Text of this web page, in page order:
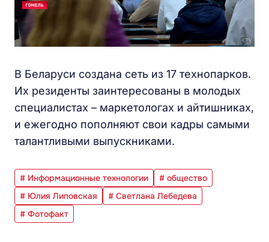
В Беларуси создана сеть из 17 технопарков.
Их резиденты заинтересованы в молодых
специалистах – маркетологах и айтишниках,
и ежегодно пополняют свои кадры самыми
талантливыми выпускниками.
# Информационные технологии
# общество
# Юлия Липовская
# Светлана Лебедева
# Фотофакт